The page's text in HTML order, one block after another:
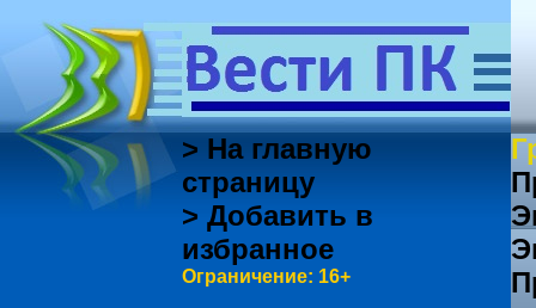
> На главную
страницу
> Добавить в
избранное
Ограничение: 16+